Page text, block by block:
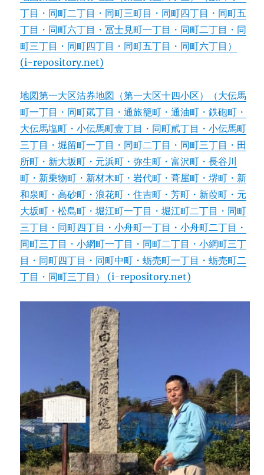
丁目・同町二丁目・同町三町目・同町四丁目・同町五
丁目・同町六丁目・冨士見町一丁目・同町二丁目・同
町三丁目・同町四丁目・同町五丁目・同町六丁目）
(i-repository.net)
地図第一大区沽券地図（第一大区十四小区）（大伝馬
町一丁目・同町貮丁目・通旅籠町・通油町・鉄砲町・
大伝馬塩町・小伝馬町壹丁目・同町貮丁目・小伝馬町
三丁目・堀留町一丁目・同町二丁目・同町三丁目・田
所町・新大坂町・元浜町・弥生町・富沢町・長谷川
町・新乗物町・新材木町・岩代町・葺屋町・堺町・新
和泉町・高砂町・浪花町・住吉町・芳町・新葭町・元
大坂町・松島町・堀江町一丁目・堀江町二丁目・同町
三丁目・同町四丁目・小舟町一丁目・小舟町二丁目・
同町三丁目・小網町一丁目・同町二丁目・小網町三丁
目・同町四丁目・同町中町・蛎売町一丁目・蛎売町二
丁目・同町三丁目） (i-repository.net)